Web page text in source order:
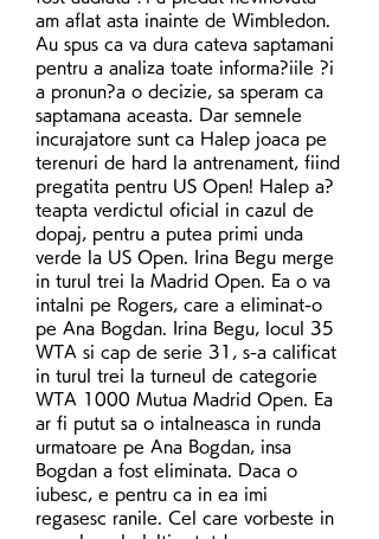
am aflat asta inainte de Wimbledon.
Au spus ca va dura cateva saptamani
pentru a analiza toate informa?iile ?i
a pronun?a o decizie, sa speram ca
saptamana aceasta. Dar semnele
incurajatore sunt ca Halep joaca pe
terenuri de hard la antrenament, fiind
pregatita pentru US Open! Halep a?
teapta verdictul oficial in cazul de
dopaj, pentru a putea primi unda
verde la US Open. Irina Begu merge
in turul trei la Madrid Open. Ea o va
intalni pe Rogers, care a eliminat-o
pe Ana Bogdan. Irina Begu, locul 35
WTA si cap de serie 31, s-a calificat
in turul trei la turneul de categorie
WTA 1000 Mutua Madrid Open. Ea
ar fi putut sa o intalneasca in runda
urmatoare pe Ana Bogdan, insa
Bogdan a fost eliminata. Daca o
iubesc, e pentru ca in ea imi
regasesc ranile. Cel care vorbeste in